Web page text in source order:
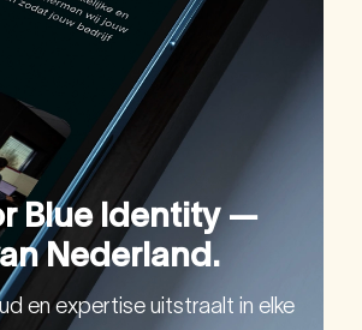
Blue Identity —
Nederland.
en expertise uitstraalt in elke